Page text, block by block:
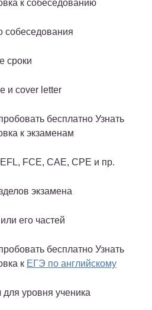
к собеседованию
собеседования
сроки
и cover letter
бесплатно Узнать
к экзаменам
FCE, CAE, CPE и пр.
экзамена
его частей
бесплатно Узнать
к ЕГЭ по английскому
уровня ученика